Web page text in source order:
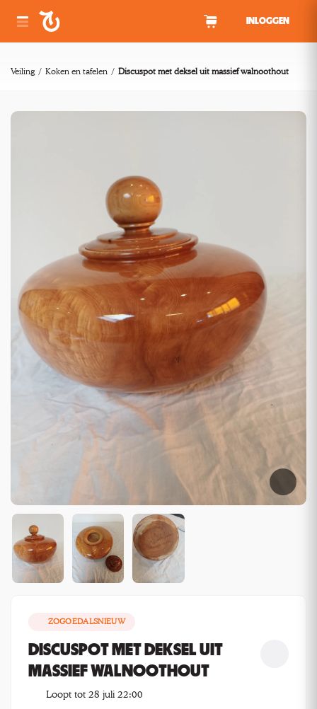
INLOGGEN
Veiling Koken en tafelen Discuspot met deksel uit massief walnoothout
ZOGOEDALSNIEUW
DISCUSPOT MET DEKSEL UIT
MASSIEF WALNOOTHOUT
Loopt tot 28 juli 22:00